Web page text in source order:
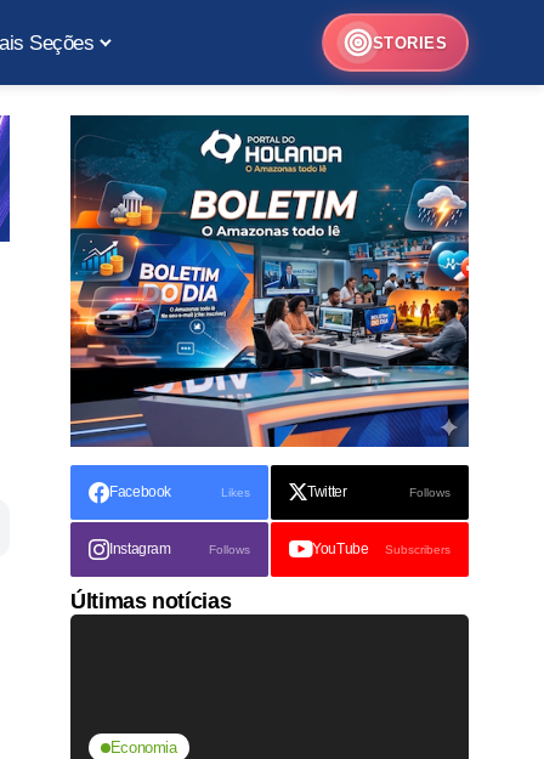
Seções STORIES
Facebook Likes Twitter Follows
Instagram Follows YouTube Subscribers
Últimas notícias
Economia